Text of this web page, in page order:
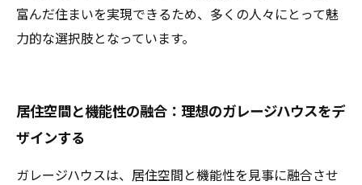
富んだ住まいを実現できるため、多くの人々にとって魅
力的な選択肢となっています。
居住空間と機能性の融合：理想のガレージハウスをデ
ザインする
ガレージハウスは、居住空間と機能性を見事に融合させ